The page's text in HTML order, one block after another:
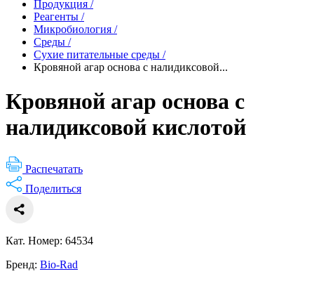
Продукция /
Реагенты /
Микробиология /
Среды /
Сухие питательные среды /
Кровяной агар основа с налидиксовой...
Кровяной агар основа с
налидиксовой кислотой
Распечатать
Поделиться
Кат. Номер: 64534
Бренд: Bio-Rad